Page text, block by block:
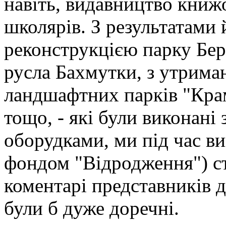
школярів. З результатами
реконструкцією парку
русла Бахмутки, з
ландшафтних парків
тощо, - які були
оборудками, ми під час
фондом "Відродження")
коментарі представників
були б дуже доречні.